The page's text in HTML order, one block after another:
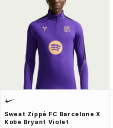
Sweat Zippé FC Barcelone X
Kobe Bryant Violet